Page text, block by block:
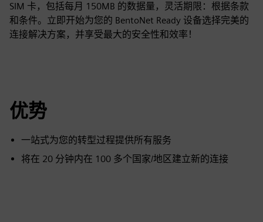
SIM 卡，包括每月 150MB 的数据量，灵活期限：根据条款
和条件。立即开始为您的 BentoNet Ready 设备选择完美的
连接解决方案，并享受最大的安全性和效率！
优势
一站式为您的转型过程提供所有服务
将在 20 分钟内在 100 多个国家/地区建立新的连接